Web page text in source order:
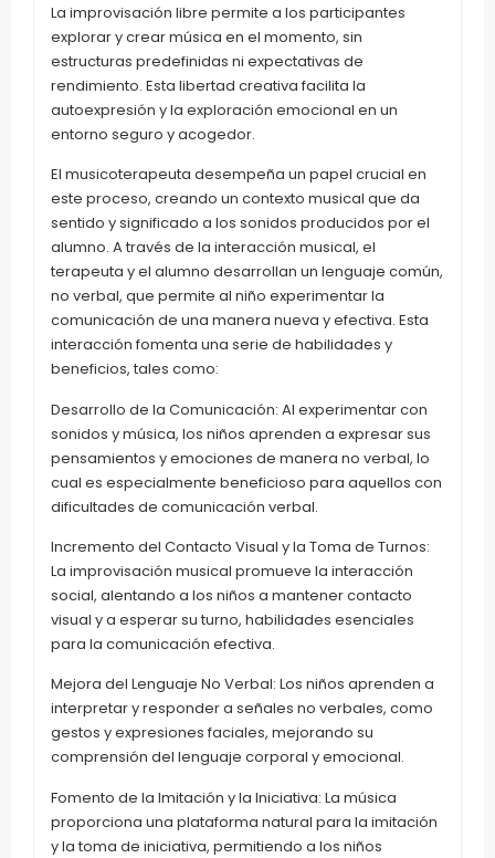
La improvisación libre permite a los participantes
explorar y crear música en el momento, sin
estructuras predefinidas ni expectativas de
rendimiento. Esta libertad creativa facilita la
autoexpresión y la exploración emocional en un
entorno seguro y acogedor.
El musicoterapeuta desempeña un papel crucial en
este proceso, creando un contexto musical que da
sentido y significado a los sonidos producidos por el
alumno. A través de la interacción musical, el
terapeuta y el alumno desarrollan un lenguaje común,
no verbal, que permite al niño experimentar la
comunicación de una manera nueva y efectiva. Esta
interacción fomenta una serie de habilidades y
beneficios, tales como:
Desarrollo de la Comunicación: Al experimentar con
sonidos y música, los niños aprenden a expresar sus
pensamientos y emociones de manera no verbal, lo
cual es especialmente beneficioso para aquellos con
dificultades de comunicación verbal.
Incremento del Contacto Visual y la Toma de Turnos:
La improvisación musical promueve la interacción
social, alentando a los niños a mantener contacto
visual y a esperar su turno, habilidades esenciales
para la comunicación efectiva.
Mejora del Lenguaje No Verbal: Los niños aprenden a
interpretar y responder a señales no verbales, como
gestos y expresiones faciales, mejorando su
comprensión del lenguaje corporal y emocional.
Fomento de la Imitación y la Iniciativa: La música
proporciona una plataforma natural para la imitación
y la toma de iniciativa, permitiendo a los niños